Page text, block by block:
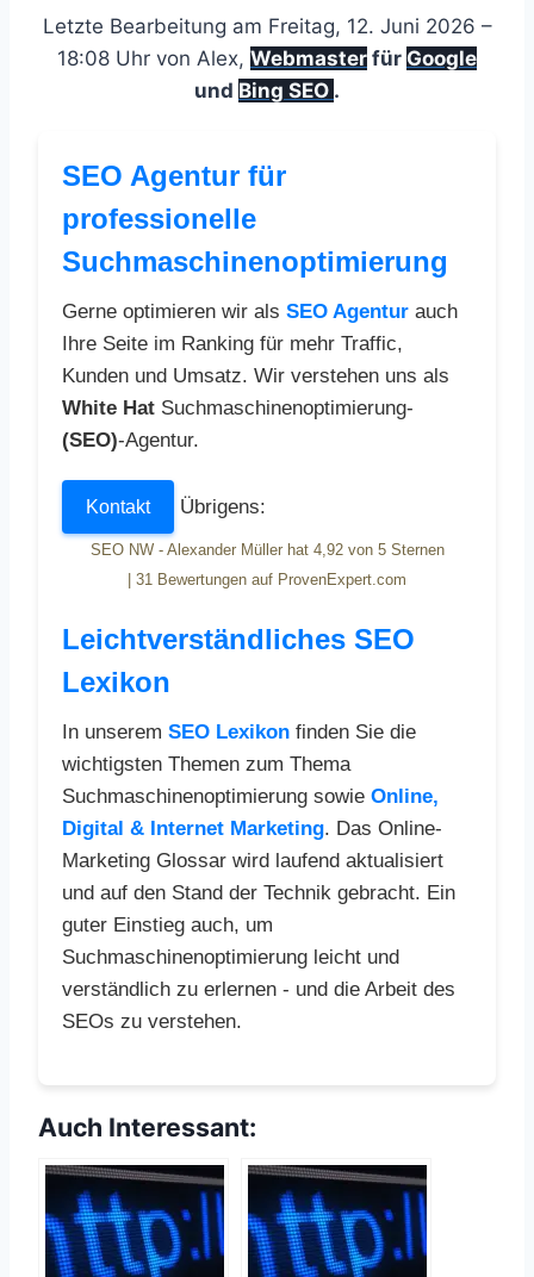
Letzte Bearbeitung am Freitag, 12. Juni 2026 –
18:08 Uhr von Alex, Webmaster für Google
und Bing SEO .
SEO Agentur für
professionelle
Suchmaschinenoptimierung
Gerne optimieren wir als SEO Agentur auch
Ihre Seite im Ranking für mehr Traffic,
Kunden und Umsatz. Wir verstehen uns als
White Hat Suchmaschinenoptimierung-
(SEO)-Agentur.
Kontakt Übrigens:
SEO NW - Alexander Müller hat 4,92von 5Sternen
31 Bewertungen auf ProvenExpert.com
Leichtverständliches SEO
Lexikon
In unserem SEO Lexikon finden Sie die
wichtigsten Themen zum Thema
Suchmaschinenoptimierung sowie Online,
Digital & Internet Marketing. Das Online-
Marketing Glossar wird laufend aktualisiert
und auf den Stand der Technik gebracht. Ein
guter Einstieg auch, um
Suchmaschinenoptimierung leicht und
verständlich zu erlernen - und die Arbeit des
SEOs zu verstehen.
Auch Interessant: